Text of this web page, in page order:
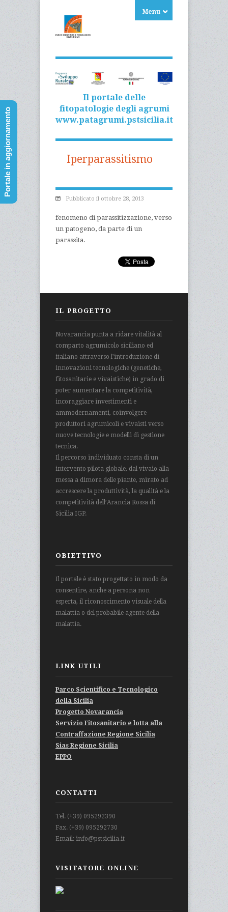
Menu
Il portale delle
fitopatologie degli agrumi
www.patagrumi.pstsicilia.it
Iperparassitismo
Pubblicato il ottobre 28, 2013
fenomeno di parassitizzazione, verso
un patogeno, da parte di un
parassita.
IL PROGETTO
Novarancia punta a ridare vitalità al
comparto agrumicolo siciliano ed
italiano attraverso l’introduzione di
innovazioni tecnologiche (genetiche,
fitosanitarie e vivaistiche) in grado di
poter aumentare la competitività,
incoraggiare investimenti e
ammodernamenti, coinvolgere
produttori agrumicoli e vivaisti verso
nuove tecnologie e modelli di gestione
tecnica.
Il percorso individuato consta di un
intervento pilota globale, dal vivaio alla
messa a dimora delle piante, mirato ad
accrescere la produttività, la qualità e la
competitività dell’Arancia Rossa di
Sicilia IGP.
OBIETTIVO
Il portale è stato progettato in modo da
consentire, anche a persona non
esperta, il riconoscimento visuale della
malattia o del probabile agente della
malattia.
LINK UTILI
Parco Scientifico e Tecnologico
della Sicilia
Progetto Novarancia
Servizio Fitosanitario e lotta alla
Contraffazione Regione Sicilia
Sias Regione Sicilia
EPPO
CONTATTI
Tel. (+39) 095292390
Fax. (+39) 095292730
Email: info@pstsicilia.it
VISITATORE ONLINE
Portale in aggiornamento